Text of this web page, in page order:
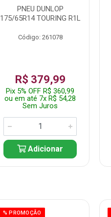
PNEU DUNLOP
175/65R14 TOURING R1L
Código: 261078
R$ 379,99
Pix 5% OFF R$ 360,99
ou em até 7x R$ 54,28
Sem Juros
Adicionar
% PROMOÇÃO